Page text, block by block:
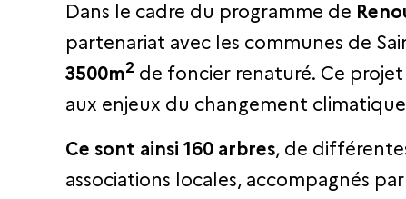
Dans le cadre du programme de
partenariat avec les communes de
3500m2 de foncier renaturé. Ce
aux enjeux du changement
Ce sont ainsi 160 arbres, de
associations locales, accompagnés